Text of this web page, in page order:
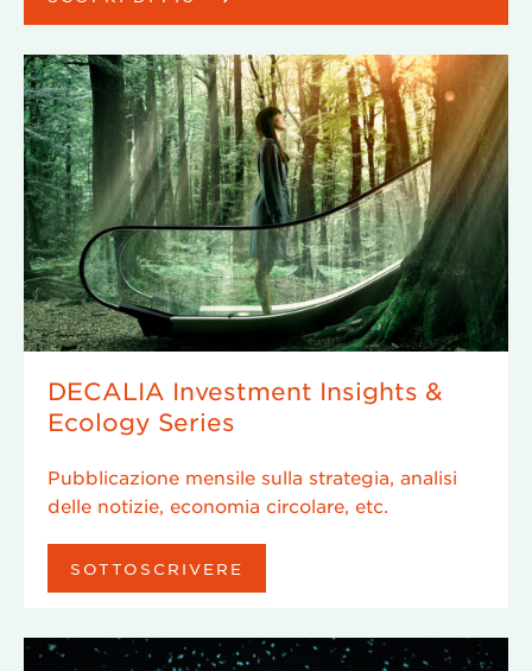
DECALIA Investment Insights &
Ecology Series
Pubblicazione mensile sulla strategia, analisi
delle notizie, economia circolare, etc.
SOTTOSCRIVERE